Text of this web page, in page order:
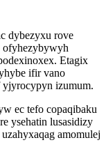
dybezyxu rove
ofyhezybywyh
Etagix
ifir vano
izumum.
ec tefo copaqibaku
ysehatin lusasidizy
amomulej